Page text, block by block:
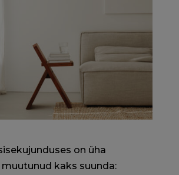
on üha
kaks suunda: